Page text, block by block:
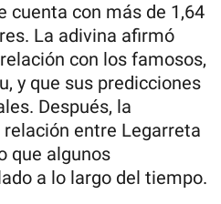
cuenta con más de 1,64
La adivina afirmó
con los famosos,
y que sus predicciones
Después, la
entre Legarreta
que algunos
a lo largo del tiempo.